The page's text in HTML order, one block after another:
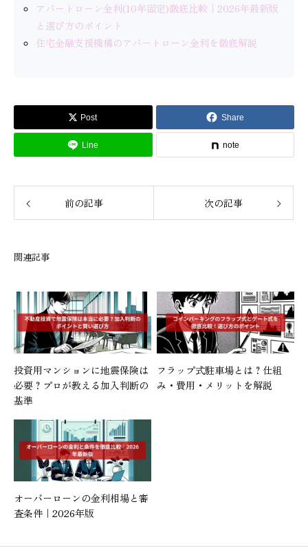
アパートローン金利(10年固定)徹底比較｜2026年最新版
と選び方のポイント
住宅金融支援機構のアパートローン金利を徹底解説
Post Share
Line note
前の記事 次の記事
関連記事
投資用マンションに地震保険は
必要？プロが教える加入判断の
基準
フラップ式駐車場とは？仕組
み・費用・メリットを解説
オーバーローンの金利相場と審
査条件｜2026年版